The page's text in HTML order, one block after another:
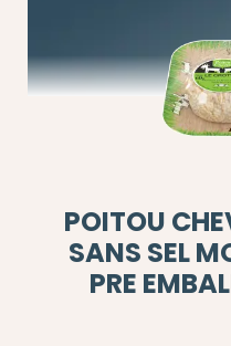
POITOU
SANS SEL
PRE